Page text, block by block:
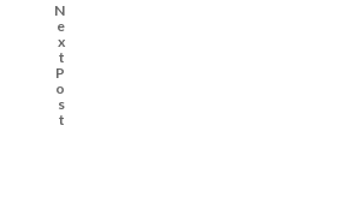
N
e
x
t
P
o
s
t